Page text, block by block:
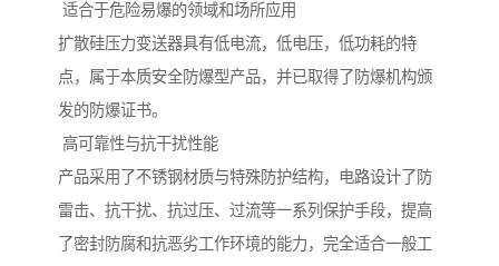
适合于危险易爆的领域和场所应用
扩散硅压力变送器具有低电流，低电压，低功耗的特
点，属于本质安全防爆型产品，并已取得了防爆机构颁
发的防爆证书。
高可靠性与抗干扰性能
产品采用了不锈钢材质与特殊防护结构，电路设计了防
雷击、抗干扰、抗过压、过流等一系列保护手段，提高
了密封防腐和抗恶劣工作环境的能力，完全适合一般工